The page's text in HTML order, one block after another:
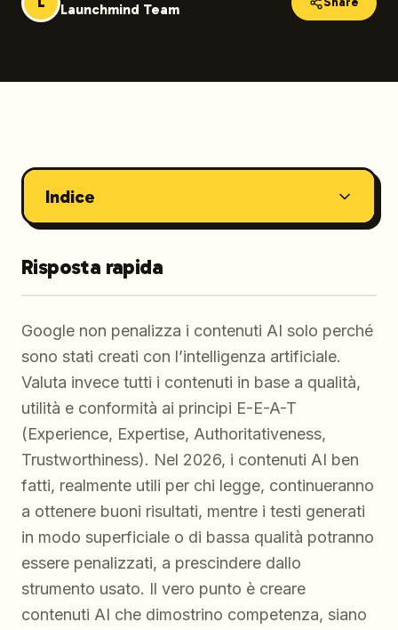
Launchmind Team
Indice
Risposta rapida
Google non penalizza i contenuti AI solo perché
sono stati creati con l’intelligenza artificiale.
Valuta invece tutti i contenuti in base a qualità,
utilità e conformità ai principi E-E-A-T
(Experience, Expertise, Authoritativeness,
Trustworthiness). Nel 2026, i contenuti AI ben
fatti, realmente utili per chi legge, continueranno
a ottenere buoni risultati, mentre i testi generati
in modo superficiale o di bassa qualità potranno
essere penalizzati, a prescindere dallo
strumento usato. Il vero punto è creare
contenuti AI che dimostrino competenza, siano